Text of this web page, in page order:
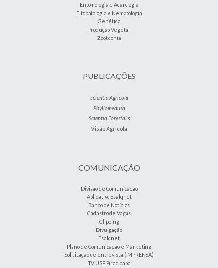
Entomologia e Acarologia
Fitopatologia e Nematologia
Genética
Produção Vegetal
Zootecnia
PUBLICAÇÕES
Scientia Agricola
Phyllomedusa
Scientia Forestalis
Visão Agrícola
COMUNICAÇÃO
Divisão de Comunicação
Aplicativo Esalqnet
Banco de Notícias
Cadastro de Vagas
Clipping
Divulgação
Esalqnet
Plano de Comunicação e Marketing
Solicitação de entrevista (IMPRENSA)
TV USP Piracicaba